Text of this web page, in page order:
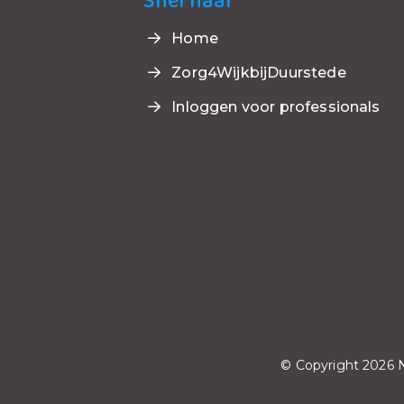
Home
Zorg4WijkbijDuurstede
Inloggen voor professionals
© Copyright 2026